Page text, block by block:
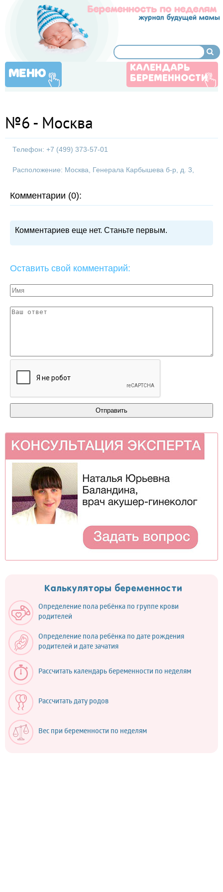
МЕНЮ
КАЛЕНДАРЬ
БЕРЕМЕННОСТИ
№6 - Москва
Телефон: +7 (499) 373-57-01
Расположение: Москва, Генерала Карбышева б-р, д. 3,
Комментарии (0):
Комментариев еще нет. Станьте первым.
Оставить свой комментарий:
Калькуляторы беременности
Определение пола ребёнка по группе крови
родителей
Определение пола ребёнка по дате рождения
родителей и дате зачатия
Рассчитать календарь беременности по неделям
Рассчитать дату родов
Вес при беременности по неделям